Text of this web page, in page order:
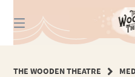
zum
Inhalt
THE WOODEN THEATRE